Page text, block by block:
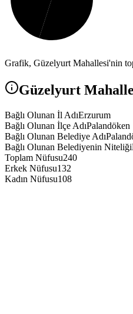
Grafik, Güzelyurt Mahallesi'nin
Güzelyurt
Bağlı Olunan İl AdıErzurum
Bağlı Olunan İlçe AdıPalandöken
Bağlı Olunan Belediye Adı
Bağlı Olunan Belediyenin Niteliği
Toplam Nüfusu240
Erkek Nüfusu132
Kadın Nüfusu108